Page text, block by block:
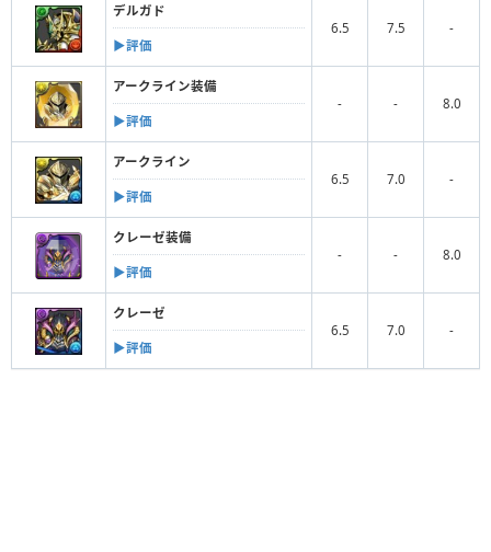
デルガド
▶︎評価
6.5 7.5 -
アークライン装備
▶︎評価
- - 8.0
アークライン
▶︎評価
6.5 7.0 -
クレーゼ装備
▶︎評価
- - 8.0
クレーゼ
▶︎評価
6.5 7.0 -